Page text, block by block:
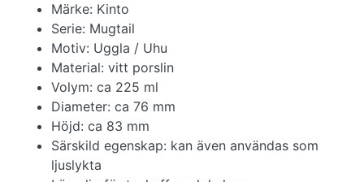
Märke: Kinto
Serie: Mugtail
Motiv: Uggla / Uhu
Material: vitt porslin
Volym: ca 225 ml
Diameter: ca 76 mm
Höjd: ca 83 mm
Särskild egenskap: kan även användas som
ljuslykta